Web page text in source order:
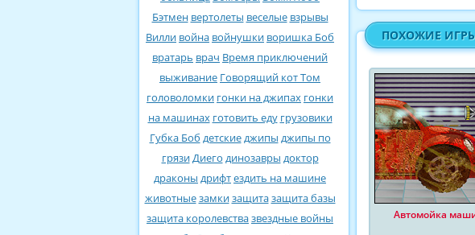
Бэтмен вертолеты веселые взрывы
Вилли война войнушки воришка Боб
вратарь врач Время приключений
выживание Говорящий кот Том
головоломки гонки на джипах гонки
на машинах готовить еду грузовики
Губка Боб детскиеджипы джипы по
грязиДиего динозавры доктор
драконы дрифтездить на машине
животныезамкизащитазащита базы
защита королевствазвездные войны
ПОХОЖИЕ
Автомойка